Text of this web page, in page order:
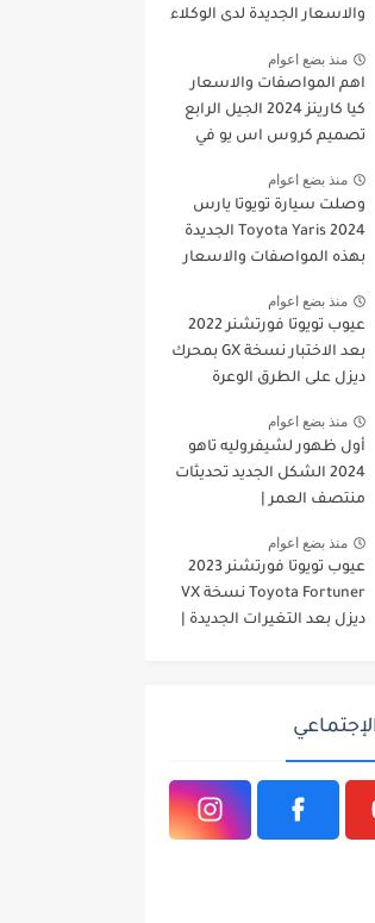
والاسعار الجديدة لدى الوكلاء
منذ بضع اعوام
اهم المواصفات والاسعار
كيا كارينز 2024 الجيل الرابع
تصميم كروس اس يو في
منذ بضع اعوام
وصلت سيارة تويوتا يارس
2024 Toyota Yaris الجديدة
بهذه المواصفات والاسعار
منذ بضع اعوام
عيوب تويوتا فورتشنر 2022
بعد الاختبار نسخة GX بمحرك
ديزل على الطرق الوعرة
منذ بضع اعوام
أول ظهور لشيفروليه تاهو
2024 الشكل الجديد تحديثات
منتصف العمر |
منذ بضع اعوام
عيوب تويوتا فورتشنر 2023
Toyota Fortuner نسخة VX
ديزل بعد التغيرات الجديدة |